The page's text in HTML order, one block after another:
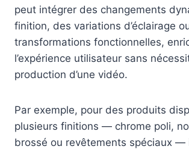
peut intégrer des changements
finition, des variations d’éclairage
transformations fonctionnelles,
l’expérience utilisateur sans
production d’une vidéo.
Par exemple, pour des produits
plusieurs finitions — chrome poli,
brossé ou revêtements spéciaux —